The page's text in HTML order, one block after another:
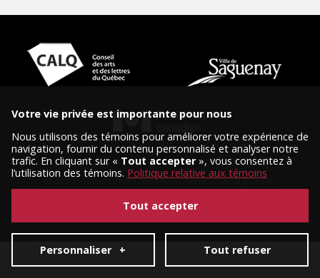
© 2026 Tous droits réservés, Diffusion Saguenay.
Conception et réalisation :Nubee|Mes préférences cookies
Votre vie privée est importante pour nous
Nous utilisons des témoins pour améliorer votre expérience de
navigation, fournir du contenu personnalisé et analyser notre
trafic. En cliquant sur « Tout accepter», vous consentez à
l’utilisation des témoins. Politique relative aux témoins
Personnaliser + Tout refuser
Tout accepter